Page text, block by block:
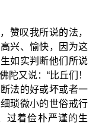
赞叹我所说的法，
兴、愉快，因为这
如实判断他们所说
陀又说：“比丘们！
法的好或坏或者一
琐微小的世俗戒行
过着俭朴严谨的生